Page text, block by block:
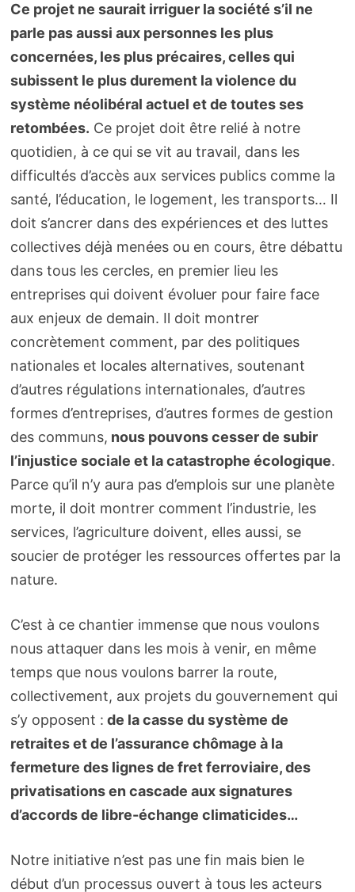
Ce projet ne saurait irriguer la société s’il ne
parle pas aussi aux personnes les plus
concernées, les plus précaires, celles qui
subissent le plus durement la violence du
système néolibéral actuel et de toutes ses
retombées. Ce projet doit être relié à notre
quotidien, à ce qui se vit au travail, dans les
difficultés d’accès aux services publics comme la
santé, l’éducation, le logement, les transports… Il
doit s’ancrer dans des expériences et des luttes
collectives déjà menées ou en cours, être débattu
dans tous les cercles, en premier lieu les
entreprises qui doivent évoluer pour faire face
aux enjeux de demain. Il doit montrer
concrètement comment, par des politiques
nationales et locales alternatives, soutenant
d’autres régulations internationales, d’autres
formes d’entreprises, d’autres formes de gestion
des communs, nous pouvons cesser de subir
l’injustice sociale et la catastrophe écologique.
Parce qu’il n’y aura pas d’emplois sur une planète
morte, il doit montrer comment l’industrie, les
services, l’agriculture doivent, elles aussi, se
soucier de protéger les ressources offertes par la
nature.
C’est à ce chantier immense que nous voulons
nous attaquer dans les mois à venir, en même
temps que nous voulons barrer la route,
collectivement, aux projets du gouvernement qui
s’y opposent : de la casse du système de
retraites et de l’assurance chômage à la
fermeture des lignes de fret ferroviaire, des
privatisations en cascade aux signatures
d’accords de libre-échange climaticides…
Notre initiative n’est pas une fin mais bien le
début d’un processus ouvert à tous les acteurs